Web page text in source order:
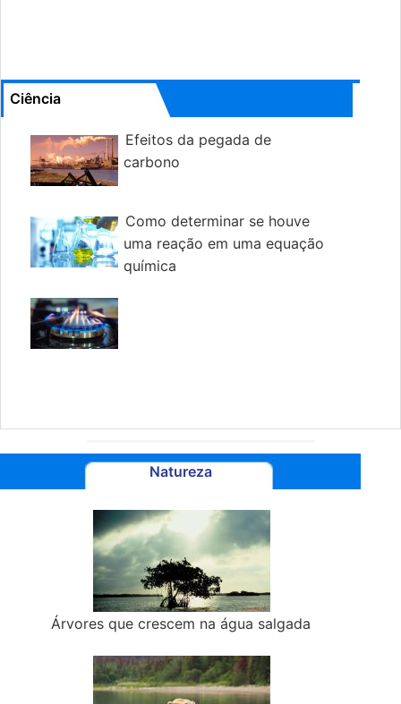
Ciência
Efeitos da pegada de
carbono
Como determinar se houve
uma reação em uma equação
química
Natureza
Árvores que crescem na água salgada